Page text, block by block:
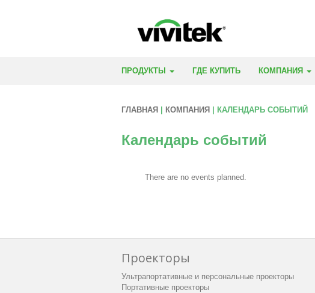
ПРОДУКТЫ ГДЕ КУПИТЬ КОМПАНИЯ
ГЛАВНАЯ КОМПАНИЯ | КАЛЕНДАРЬ СОБЫТИЙ
Календарь событий
There are no events planned.
Проекторы
Ультрапортативные и персональные проекторы
Портативные проекторы